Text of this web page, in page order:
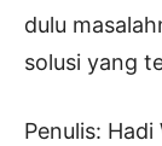
dulu
solusi yang
Penulis: Hadi